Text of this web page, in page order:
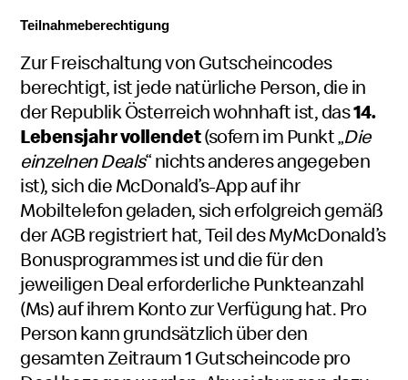
Teilnahmeberechtigung
Zur Freischaltung von Gutscheincodes
berechtigt, ist jede natürliche Person, die in
der Republik Österreich wohnhaft ist, das14.
Lebensjahr vollendet(sofern im Punkt „Die
einzelnen Deals“ nichts anderes angegeben
ist), sich die McDonald’s-App auf ihr
Mobiltelefon geladen, sich erfolgreich gemäß
der AGB registriert hat, Teil des MyMcDonald’s
Bonusprogrammes ist und die für den
jeweiligen Deal erforderliche Punkteanzahl
(Ms) auf ihrem Konto zur Verfügung hat. Pro
Person kann grundsätzlichüber den
gesamten Zeitraum1 Gutscheincode pro